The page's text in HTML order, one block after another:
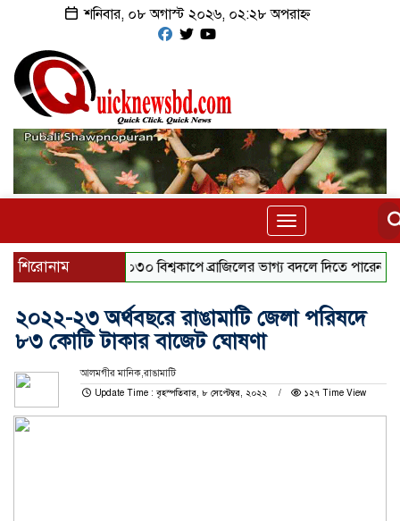
শনিবার, ০৮ অগাস্ট ২০২৬, ০২:২৮ অপরাহ্ন
Toggle
navigation
শিরোনাম ২০৩০ বিশ্বকাপে ব্রাজিলের ভাগ্য বদলে দিতে পারেন এই ১০
২০২২-২৩ অর্থবছরে রাঙামাটি জেলা পরিষদে
৮৩ কোটি টাকার বাজেট ঘোষণা
আলমগীর মানিক,রাঙামাটি
Update Time : বৃহস্পতিবার, ৮ সেপ্টেম্বর, ২০২২
১২৭ Time View